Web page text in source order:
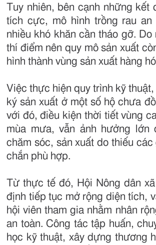
Tuy nhiên, bên cạnh những kết
tích cực, mô hình trồng rau an
nhiều khó khăn cần tháo gỡ. Do
thí điểm nên quy mô sản xuất
hình thành vùng sản xuất hàng
Việc thực hiện quy trình kỹ
ký sản xuất ở một số hộ chưa
với đó, điều kiện thời tiết vùng
mùa mưa, vẫn ảnh hưởng lớn
chăm sóc, sản xuất do thiếu
chắn phù hợp.
Từ thực tế đó, Hội Nông dân
định tiếp tục mở rộng diện tích,
hội viên tham gia nhằm nhân
an toàn. Công tác tập huấn,
học kỹ thuật, xây dựng thương